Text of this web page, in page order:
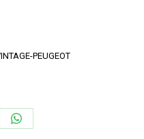
PEUGEOT
Partager